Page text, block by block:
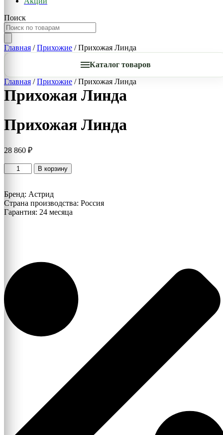
Поиск
Главная /Прихожие / Прихожая Линда
Каталог товаров
Главная /Прихожие / Прихожая Линда
Прихожая Линда
Прихожая Линда
28 860 ₽
Количество
товара
Линда
В корзину
Бренд: Астрид
Страна производства: Россия
Гарантия: 24 месяца